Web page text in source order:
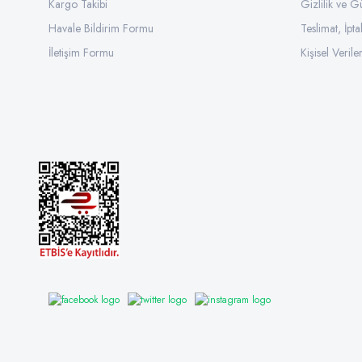
Kargo Takibi
Havale Bildirim Formu
İletişim Formu
Gizlilik ve
Teslimat,
Kişisel